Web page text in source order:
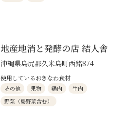
地産地消と発酵の店 結人舎
沖縄県島尻郡久米島町西銘874
使用しているおきなわ食材
その他 果物 鶏肉
牛肉
野菜（島野菜含む）